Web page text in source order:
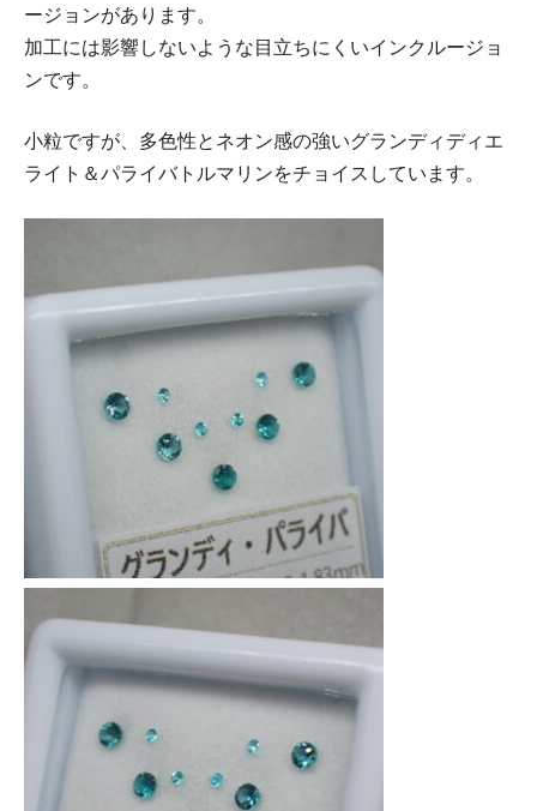
ージョンがあります。
加工には影響しないような目立ちにくいインクルージョ
ンです。
小粒ですが、多色性とネオン感の強いグランディディエ
ライト＆パライバトルマリンをチョイスしています。